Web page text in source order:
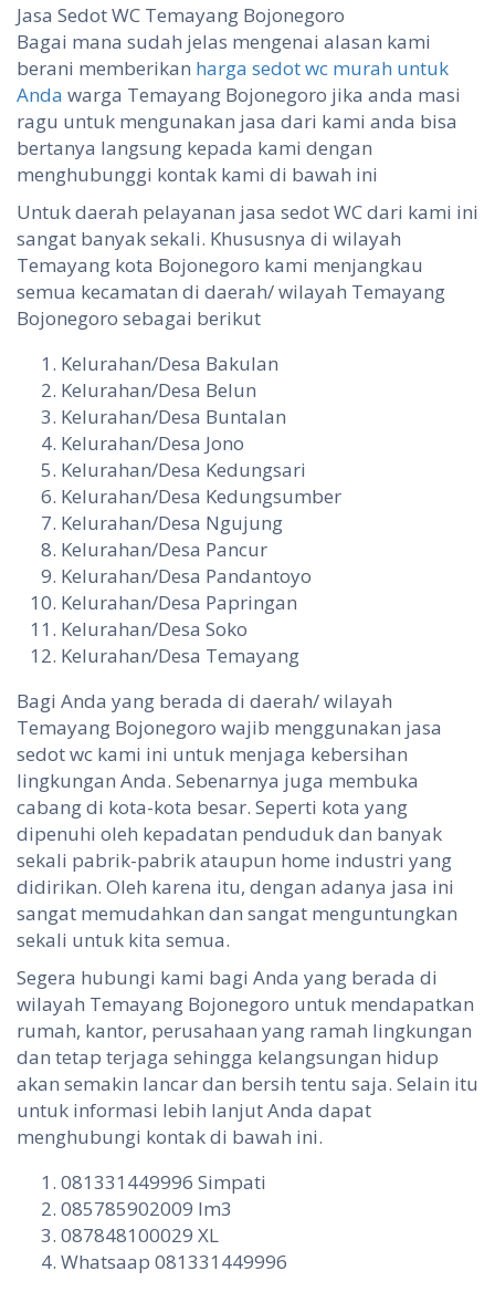
Jasa Sedot WC Temayang Bojonegoro
Bagai mana sudah jelas mengenai alasan kami
berani memberikan harga sedot wc murah untuk
Anda warga Temayang Bojonegoro jika anda masi
ragu untuk mengunakan jasa dari kami anda bisa
bertanya langsung kepada kami dengan
menghubunggi kontak kami di bawah ini
Untuk daerah pelayanan jasa sedot WC dari kami ini
sangat banyak sekali. Khususnya di wilayah
Temayang kota Bojonegoro kami menjangkau
semua kecamatan di daerah/ wilayah Temayang
Bojonegoro sebagai berikut
Kelurahan/Desa Bakulan
Kelurahan/Desa Belun
Kelurahan/Desa Buntalan
Kelurahan/Desa Jono
Kelurahan/Desa Kedungsari
Kelurahan/Desa Kedungsumber
Kelurahan/Desa Ngujung
Kelurahan/Desa Pancur
Kelurahan/Desa Pandantoyo
Kelurahan/Desa Papringan
Kelurahan/Desa Soko
Kelurahan/Desa Temayang
Bagi Anda yang berada di daerah/ wilayah
Temayang Bojonegoro wajib menggunakan jasa
sedot wc kami ini untuk menjaga kebersihan
lingkungan Anda. Sebenarnya juga membuka
cabang di kota-kota besar. Seperti kota yang
dipenuhi oleh kepadatan penduduk dan banyak
sekali pabrik-pabrik ataupun home industri yang
didirikan. Oleh karena itu, dengan adanya jasa ini
sangat memudahkan dan sangat menguntungkan
sekali untuk kita semua.
Segera hubungi kami bagi Anda yang berada di
wilayah Temayang Bojonegoro untuk mendapatkan
rumah, kantor, perusahaan yang ramah lingkungan
dan tetap terjaga sehingga kelangsungan hidup
akan semakin lancar dan bersih tentu saja. Selain itu
untuk informasi lebih lanjut Anda dapat
menghubungi kontak di bawah ini.
081331449996 Simpati
085785902009 Im3
087848100029 XL
Whatsaap 081331449996